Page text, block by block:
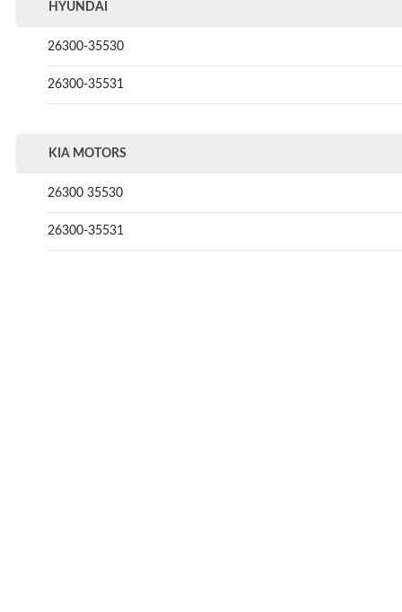
HYUNDAI
26300-35530
26300-35531
KIA MOTORS
26300 35530
26300-35531